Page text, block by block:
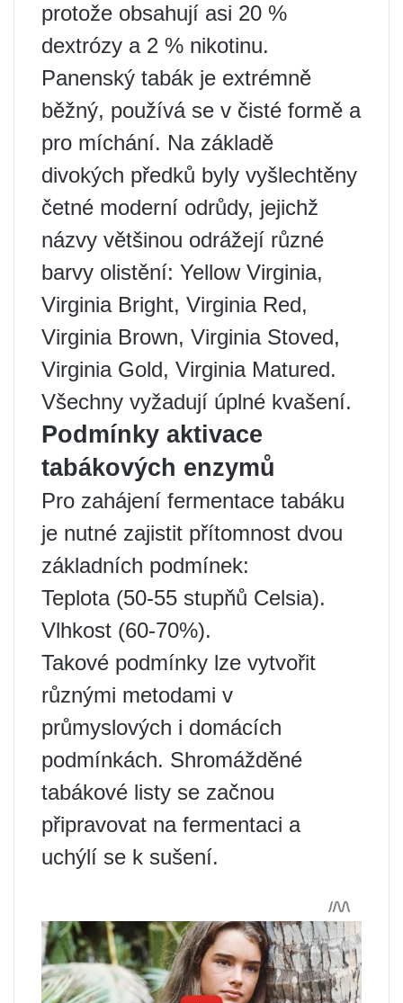
protože obsahují asi 20 %
dextrózy a 2 % nikotinu.
Panenský tabák je extrémně
běžný, používá se v čisté formě a
pro míchání. Na základě
divokých předků byly vyšlechtěny
četné moderní odrůdy, jejichž
názvy většinou odrážejí různé
barvy olistění: Yellow Virginia,
Virginia Bright, Virginia Red,
Virginia Brown, Virginia Stoved,
Virginia Gold, Virginia Matured.
Všechny vyžadují úplné kvašení.
Podmínky aktivace
tabákových enzymů
Pro zahájení fermentace tabáku
je nutné zajistit přítomnost dvou
základních podmínek:
Teplota (50-55 stupňů Celsia).
Vlhkost (60-70%).
Takové podmínky lze vytvořit
různými metodami v
průmyslových i domácích
podmínkách. Shromážděné
tabákové listy se začnou
připravovat na fermentaci a
uchýlí se k sušení.